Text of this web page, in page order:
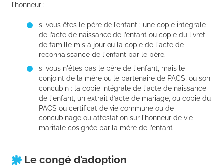
l’honneur :
si vous êtes le père de l’enfant : une copie intégrale
de l’acte de naissance de l’enfant ou copie du livret
de famille mis à jour ou la copie de l'acte de
reconnaissance de l'enfant par le père.
si vous n'êtes pas le père de l'enfant, mais le
conjoint de la mère ou le partenaire de PACS, ou son
concubin : la copie intégrale de l'acte de naissance
de l'enfant, un extrait d’acte de mariage, ou copie du
PACS ou certificat de vie commune ou de
concubinage ou attestation sur l’honneur de vie
maritale cosignée par la mère de l’enfant
Le congé d’adoption